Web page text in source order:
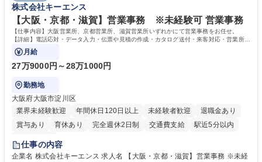
株式会社キーエンス
【大阪・京都・滋賀】営業事務 ※未経験可 営業事務
【仕事内容】大阪営業所、京都営業所、滋賀営業所いずれかにて営業事務をお任せ。
【詳細】電話応対・データ入力・伝票や見積の作成・カタログ送付・来客対応・営業所内
で発生する事務業務や業務改善をお任せ。
月給
27万9000円～28万1000円
勤務地
大阪府大阪市淀川区
業界未経験歓迎
年間休日120日以上 未経験者歓迎
退職金あり
賞与あり
育休あり 完全週休2日制 交通費支給
駅近5分以内
土日祝休み
仕事の内容
企業名 株式会社キーエンス 求人名 【大阪・京都・滋賀】営業事務 ※未経